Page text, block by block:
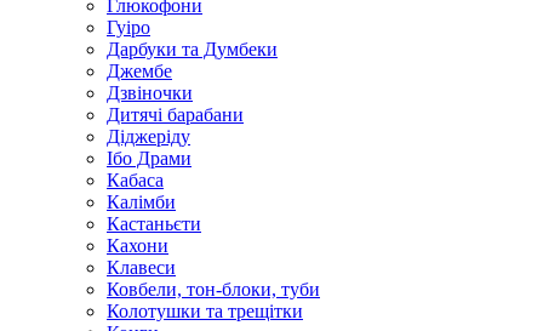
Глюкофони
Гуіро
Дарбуки та Думбеки
Джембе
Дзвіночки
Дитячі барабани
Діджеріду
Ібо Драми
Кабаса
Калімби
Кастаньєти
Кахони
Клавеси
Ковбели, тон-блоки, туби
Колотушки та трещітки